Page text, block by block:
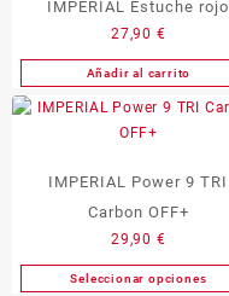
producto
IMPERIAL Estuche rojo
27,90 €
Añadir al carrito
IMPERIAL Power 9 TRI
Carbon OFF+
29,90 €
Seleccionar opciones
Este